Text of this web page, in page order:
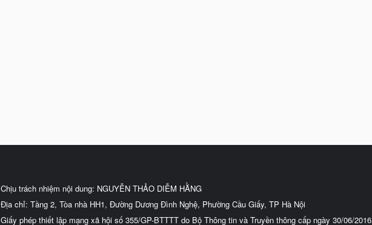
Chịu trách nhiệm nội dung: NGUYỄN THẢO DIỄM HẰNG
Địa chỉ: Tầng 2, Tòa nhà HH1, Đường Dương Đình Nghệ, Phường Cầu Giấy, TP Hà Nội
Giấy phép thiết lập mạng xã hội số 355/GP-BTTTT do Bộ Thông tin và Truyền thông cấp ngày 30/06/2016